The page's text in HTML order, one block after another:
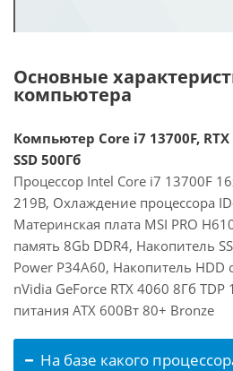
Основные
компьютера
Компьютер Core i7 13700F, RTX
SSD 500Гб
Процессор Intel Core i7 13700F
219В, Охлаждение процессора
Материнская плата MSI PRO
память 8Gb DDR4, Накопитель
Power P34A60, Накопитель HDD
nVidia GeForce RTX 4060 8Гб
питания ATX 600Вт 80+ Bronze
На базе какого